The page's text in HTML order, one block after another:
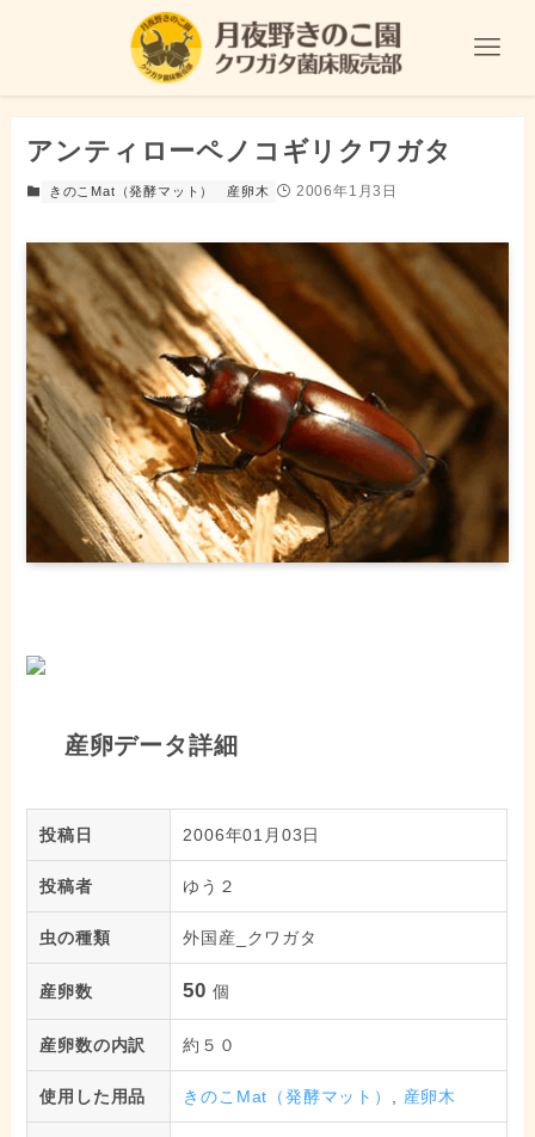
アンティローペノコギリクワガタ
きのこMat（発酵マット） 産卵木 2006年1月3日
産卵データ詳細
投稿日 2006年01月03日
投稿者 ゆう２
虫の種類 外国産_クワガタ
産卵数 50 個
産卵数の内訳 約５０
使用した用品 きのこMat（発酵マット） 産卵木